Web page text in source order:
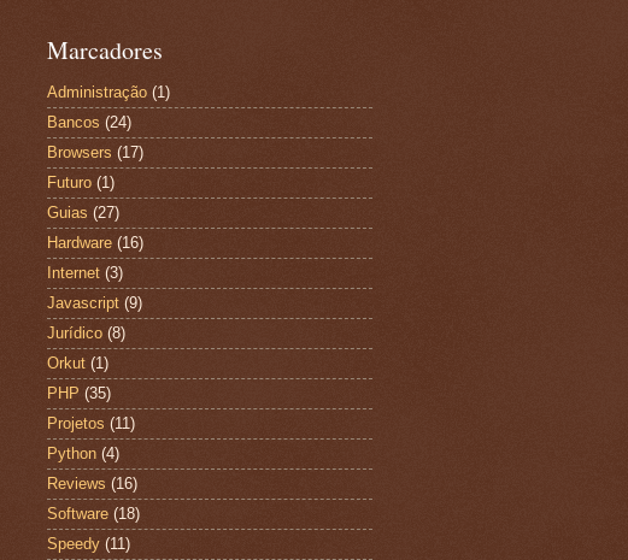
Marcadores
Administração (1)
Bancos (24)
Browsers (17)
Futuro (1)
Guias (27)
Hardware (16)
Internet (3)
Javascript (9)
Jurídico (8)
Orkut (1)
PHP (35)
Projetos (11)
Python (4)
Reviews (16)
Software (18)
Speedy (11)